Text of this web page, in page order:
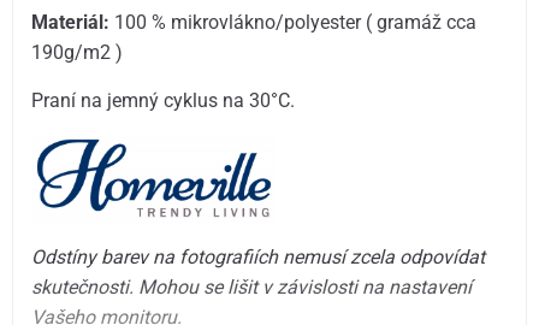
Materiál: 100 % mikrovlákno/polyester ( gramáž cca
190g/m2 )
Praní na jemný cyklus na 30°C.
Odstíny barev na fotografiích nemusí zcela odpovídat
skutečnosti. Mohou se lišit v závislosti na nastavení
Vašeho monitoru.